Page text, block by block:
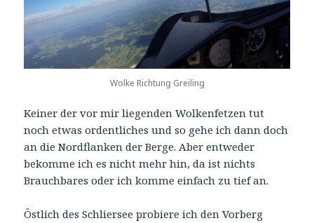
Wolke Richtung Greiling
Keiner der vor mir liegenden Wolkenfetzen tut
noch etwas ordentliches und so gehe ich dann doch
an die Nordflanken der Berge. Aber entweder
bekomme ich es nicht mehr hin, da ist nichts
Brauchbares oder ich komme einfach zu tief an.
Östlich des Schliersee probiere ich den Vorberg